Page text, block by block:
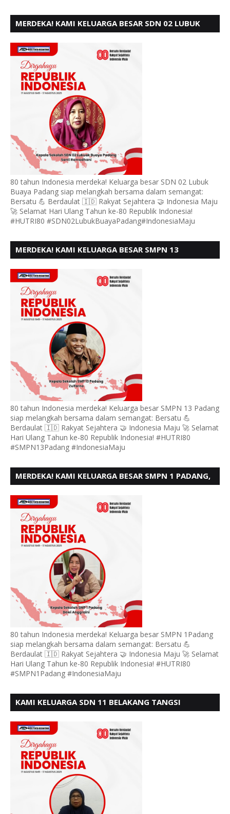
MERDEKA! KAMI KELUARGA BESAR SDN 02 LUBUK
HUT RI KE - 80,
80 tahun Indonesia merdeka! Keluarga besar SDN 02 Lubuk
Buaya Padang siap melangkah bersama dalam semangat:
Bersatu 💪 Berdaulat 🇮🇩 Rakyat Sejahtera 🤝 Indonesia Maju
🚀 Selamat Hari Ulang Tahun ke-80 Republik Indonesia!
#HUTRI80 #SDN02LubukBuayaPadang#IndonesiaMaju
MERDEKA! KAMI KELUARGA BESAR SMPN 13
80 tahun Indonesia merdeka! Keluarga besar SMPN 13 Padang
siap melangkah bersama dalam semangat: Bersatu 💪
Berdaulat 🇮🇩 Rakyat Sejahtera 🤝 Indonesia Maju 🚀 Selamat
Hari Ulang Tahun ke-80 Republik Indonesia! #HUTRI80
#SMPN13Padang #IndonesiaMaju
MERDEKA! KAMI KELUARGA BESAR SMPN 1 PADANG,
80 tahun Indonesia merdeka! Keluarga besar SMPN 1Padang
siap melangkah bersama dalam semangat: Bersatu 💪
Berdaulat 🇮🇩 Rakyat Sejahtera 🤝 Indonesia Maju 🚀 Selamat
Hari Ulang Tahun ke-80 Republik Indonesia! #HUTRI80
#SMPN1Padang #IndonesiaMaju
KAMI KELUARGA SDN 11 BELAKANG TANGSI